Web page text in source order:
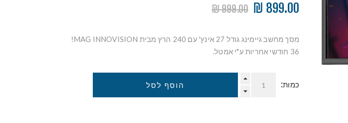
899.00 ₪
999.00 ₪
מסך מחשב גיימינג גודל 27 אינץ' עם 240 הרץ מבית MAG INNOVISION!
36 חודשי אחריות ע"י אמטל.
כמות: הוסף לסל